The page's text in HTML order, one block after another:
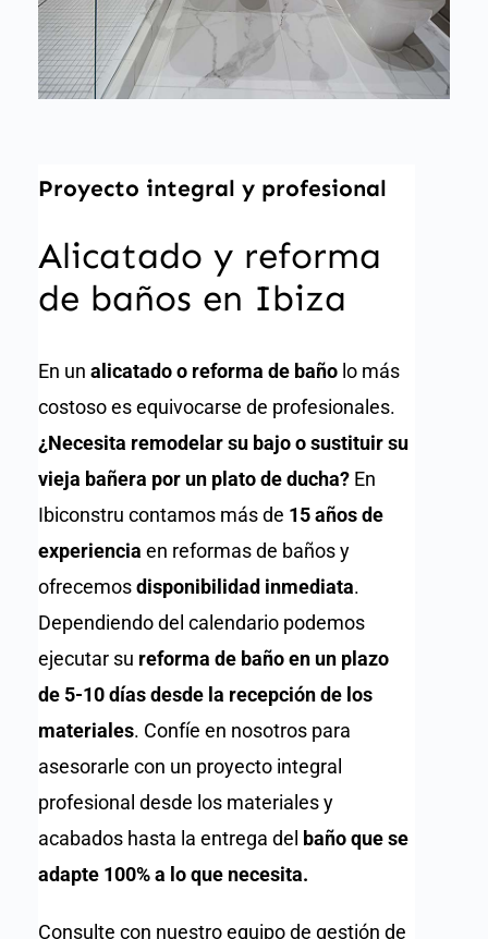
Proyecto integral y profesional
Alicatado y reforma
de baños en Ibiza
En un alicatado o reforma de baño lo más
costoso es equivocarse de profesionales.
¿Necesita remodelar su bajo o sustituir su
vieja bañera por un plato de ducha? En
Ibiconstru contamos más de 15 años de
experiencia en reformas de baños y
ofrecemosdisponibilidad inmediata.
Dependiendo del calendario podemos
ejecutar su reforma de baño en un plazo
de 5-10 días desde la recepción de los
materiales. Confíe en nosotros para
asesorarle con un proyecto integral
profesional desde los materiales y
acabados hasta la entrega del baño que se
adapte 100% a lo que necesita.
Consulte con nuestro equipo de gestión de